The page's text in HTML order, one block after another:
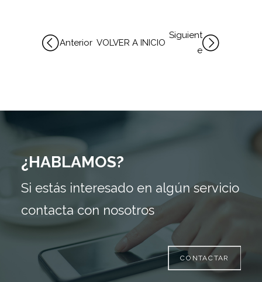
Anterior VOLVER A INICIO
Siguient
e
¿HABLAMOS?
Si estás interesado en algún servicio
contacta con nosotros
CONTACTAR